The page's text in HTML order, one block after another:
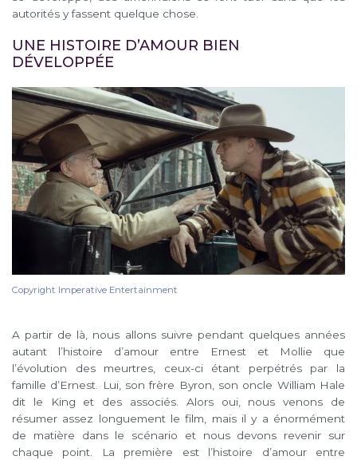
autorités y fassent quelque chose.
UNE HISTOIRE D’AMOUR BIEN
DÉVELOPPÉE
Copyright Imperative Entertainment
A partir de là, nous allons suivre pendant quelques années
autant l’histoire d’amour entre Ernest et Mollie que
l’évolution des meurtres, ceux-ci étant perpétrés par la
famille d’Ernest. Lui, son frère Byron, son oncle William Hale
dit le King et des associés. Alors oui, nous venons de
résumer assez longuement le film, mais il y a énormément
de matière dans le scénario et nous devons revenir sur
chaque point. La première est l’histoire d’amour entre